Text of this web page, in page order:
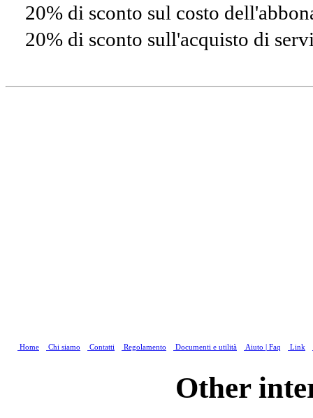
20% di sconto sul costo
20% di sconto sull'acquisto di
Home Chi siamo Contatti Regolamento Documenti e utilità Aiuto | Faq Link
Other